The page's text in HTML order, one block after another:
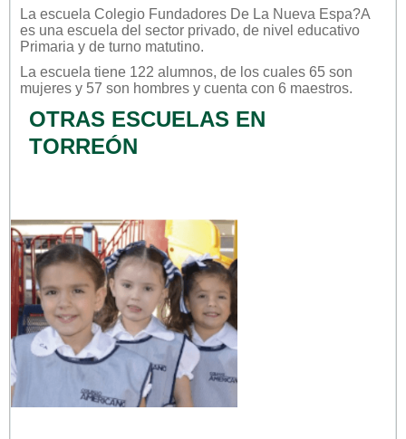
La escuela Colegio Fundadores De La Nueva Espa?a
es una escuela del sector privado, de nivel educativo
Primaria y de turno matutino.
La escuela tiene 122 alumnos, de los cuales 65 son
mujeres y 57 son hombres y cuenta con 6 maestros.
OTRAS ESCUELAS EN
TORREÓN